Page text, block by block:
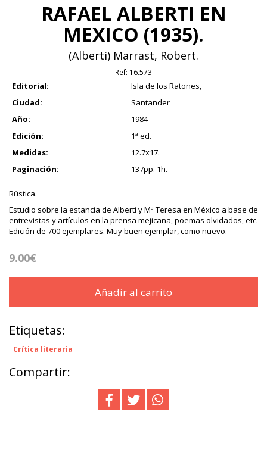
RAFAEL ALBERTI EN
MEXICO (1935).
(Alberti) Marrast, Robert.
Ref: 16.573
Editorial:
Isla de los Ratones,
Ciudad:
Santander
Año:
1984
Edición:
1ª ed.
Medidas:
12.7x17.
Paginación:
137pp. 1h.
Rústica.
Estudio sobre la estancia de Alberti y Mª Teresa en México a base de
entrevistas y artículos en la prensa mejicana, poemas olvidados, etc.
Edición de 700 ejemplares. Muy buen ejemplar, como nuevo.
9.00€
Añadir al carrito
Etiquetas:
Crítica literaria
Compartir: